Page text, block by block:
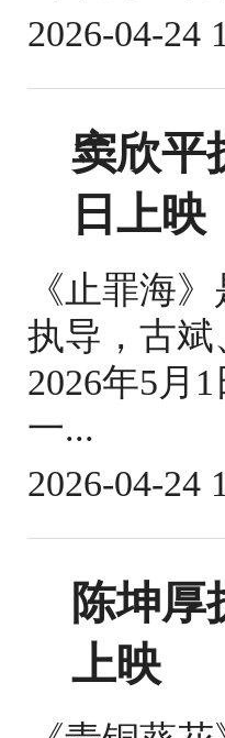
2026-04-24
窦欣平
日上映
《止罪海
执导，古
2026年5月
一...
2026-04-24
陈坤厚
上映